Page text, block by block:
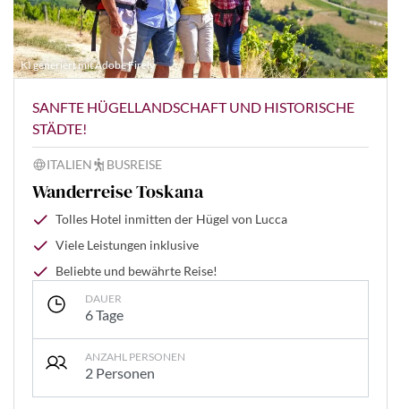
KI generiert mit Adobe Firely
SANFTE HÜGELLANDSCHAFT UND HISTORISCHE
STÄDTE!
ITALIEN BUSREISE
Wanderreise Toskana
Tolles Hotel inmitten der Hügel von Lucca
Viele Leistungen inklusive
Beliebte und bewährte Reise!
DAUER
6 Tage
ANZAHL PERSONEN
2 Personen